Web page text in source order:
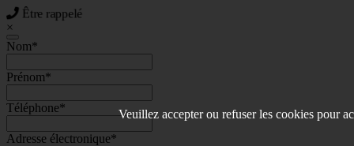
Veuillez accepter ou refuser les cookies pour
×
Nom*
Prénom*
Téléphone*
Adresse électronique*